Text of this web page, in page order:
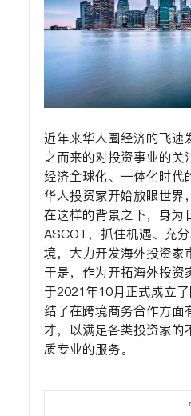
近年来华人圈经济的飞速
之而来的对投资事业的关
经济全球化、一体化时代
华人投资家开始放眼世界
在这样的背景之下，身为
ASCOT，抓住机遇、充
境，大力开发海外投资家
于是，作为开拓海外投资
于2021年10月正式成立
结了在跨境商务合作方面
才，以满足各类投资家的
质专业的服务。